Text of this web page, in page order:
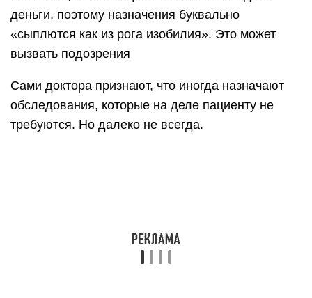
деньги, поэтому назначения буквально
«сыплются как из рога изобилия». Это может
вызвать подозрения
Сами доктора признают, что иногда назначают
обследования, которые на деле пациенту не
требуются. Но далеко не всегда.